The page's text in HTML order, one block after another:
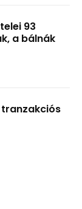
93
a bálnák
tranzakciós